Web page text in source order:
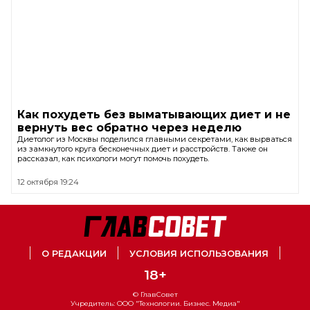
Как похудеть без выматывающих диет и не
вернуть вес обратно через неделю
Диетолог из Москвы поделился главными секретами, как вырваться
из замкнутого круга бесконечных диет и расстройств. Также он
рассказал, как психологи могут помочь похудеть.
12 октября 19:24
О РЕДАКЦИИ УСЛОВИЯ ИСПОЛЬЗОВАНИЯ
18+
© ГлавСовет
Учредитель: ООО "Технологии. Бизнес. Медиа"